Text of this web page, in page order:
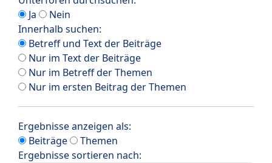
Ja
Nein
Innerhalb suchen:
Betreff und Text der Beiträge
Nur im Text der Beiträge
Nur im Betreff der Themen
Nur im ersten Beitrag der Themen
Ergebnisse anzeigen als:
Beiträge
Themen
Ergebnisse sortieren nach: